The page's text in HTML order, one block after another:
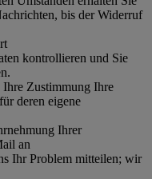
bis der Widerruf
kontrollieren und Sie
Ihre Zustimmung Ihre
deren eigene
Ihrer
an
Ihr Problem mitteilen; wir